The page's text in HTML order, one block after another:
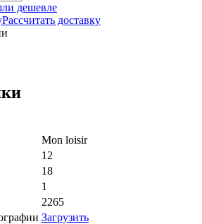
дешевле
Рассчитать доставку
Mon loisir
12
18
1
2265
Загрузить